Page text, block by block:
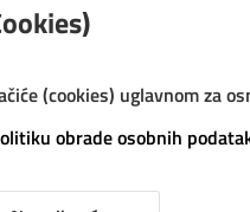
(cookies) uglavnom za
obrade osobnih